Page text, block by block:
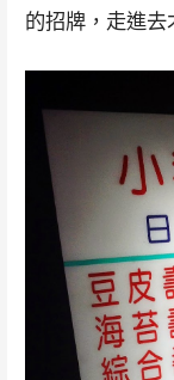
的招牌，走進